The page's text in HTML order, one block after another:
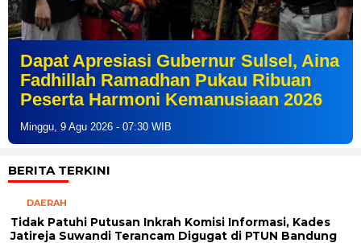
Dapat Apresiasi Gubernur Sulsel, Aina
Fadhillah Ramadhan Pukau Ribuan
Peserta Harmoni Kemanusiaan 2026
Minggu, 9 Agu 2026 - 07:30 WIB
BERITA TERKINI
DAERAH
Tidak Patuhi Putusan Inkrah Komisi Informasi, Kades
Jatireja Suwandi Terancam Digugat di PTUN Bandung